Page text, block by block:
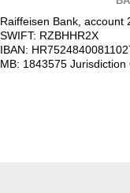
Raiffeisen Bank, account
SWIFT: RZBHHR2X
IBAN:
MB: 1843575